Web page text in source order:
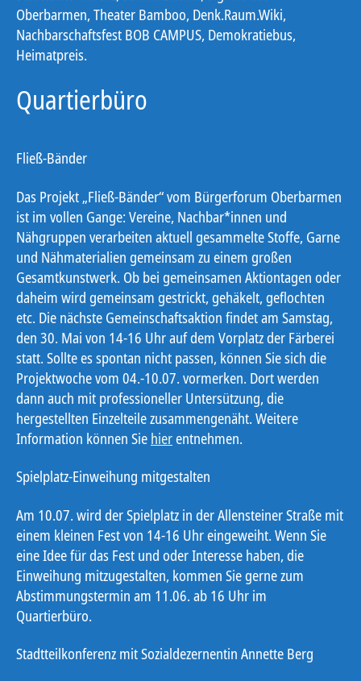
Oberbarmen, Theater Bamboo, Denk.Raum.Wiki,
Nachbarschaftsfest BOB CAMPUS, Demokratiebus,
Heimatpreis.
Quartierbüro
Fließ-Bänder
Das Projekt „Fließ-Bänder“ vom Bürgerforum Oberbarmen
ist im vollen Gange: Vereine, Nachbar*innen und
Nähgruppen verarbeiten aktuell gesammelte Stoffe, Garne
und Nähmaterialien gemeinsam zu einem großen
Gesamtkunstwerk. Ob bei gemeinsamen Aktiontagen oder
daheim wird gemeinsam gestrickt, gehäkelt, geflochten
etc. Die nächste Gemeinschaftsaktion findet am Samstag,
den 30. Mai von 14-16 Uhr auf dem Vorplatz der Färberei
statt. Sollte es spontan nicht passen, können Sie sich die
Projektwoche vom 04.-10.07. vormerken. Dort werden
dann auch mit professioneller Untersützung, die
hergestellten Einzelteile zusammengenäht. Weitere
Information können Sie hierentnehmen.
Spielplatz-Einweihung mitgestalten
Am 10.07. wird der Spielplatz in der Allensteiner Straße mit
einem kleinen Fest von 14-16 Uhr eingeweiht. Wenn Sie
eine Idee für das Fest und oder Interesse haben, die
Einweihung mitzugestalten, kommen Sie gerne zum
Abstimmungstermin am 11.06. ab 16 Uhr im
Quartierbüro.
Stadtteilkonferenz mit Sozialdezernentin Annette Berg